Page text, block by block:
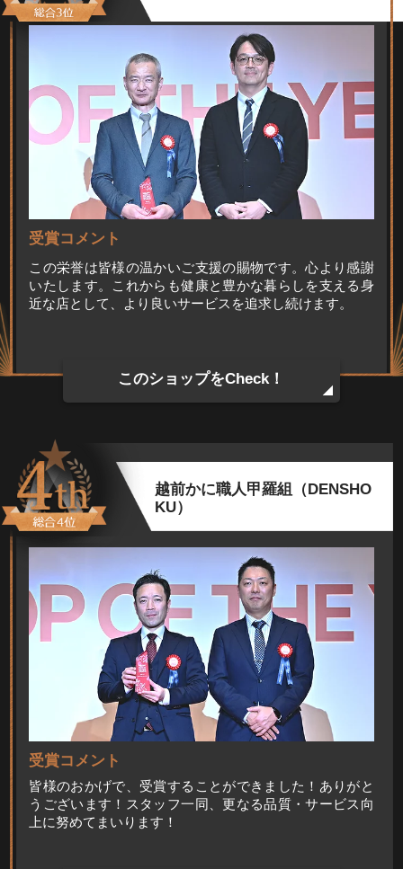
受賞コメント
この栄誉は皆様の温かいご支援の賜物です。心より感謝
いたします。これからも健康と豊かな暮らしを支える身
近な店として、より良いサービスを追求し続けます。
このショップをCheck！
越前かに職人甲羅組（DENSHO
KU）
受賞コメント
皆様のおかげで、受賞することができました！ありがと
うございます！スタッフ一同、更なる品質・サービス向
上に努めてまいります！